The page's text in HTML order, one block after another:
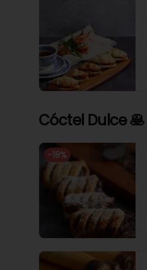
Cóctel Dulce 🥞
-18%